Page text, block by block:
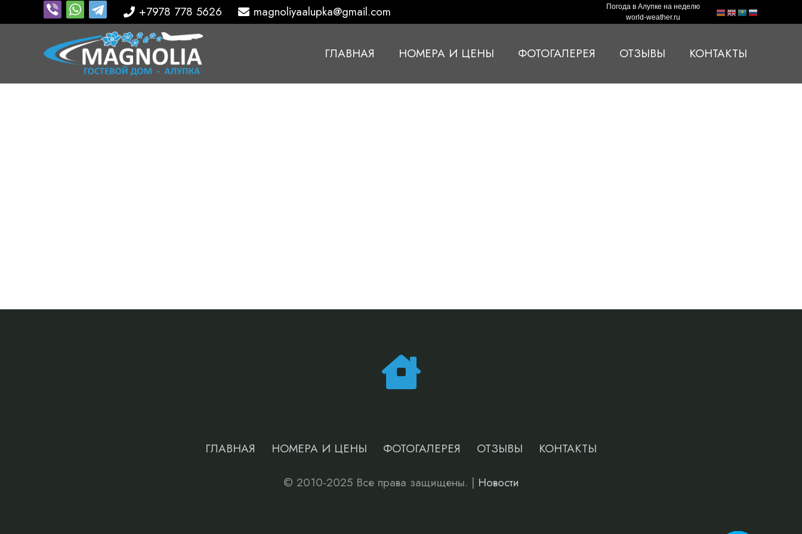
+7978 778 5626 magnoliyaalupka@gmail.com
Погода в Алупке на неделю
world-weather.ru
ГЛАВНАЯ НОМЕРА И ЦЕНЫ ФОТОГАЛЕРЕЯ ОТЗЫВЫ КОНТАКТЫ
ГЛАВНАЯ НОМЕРА И ЦЕНЫ ФОТОГАЛЕРЕЯ ОТЗЫВЫ КОНТАКТЫ
© 2010-2025 Все права защищены. | Новости